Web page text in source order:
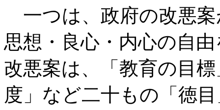
一つは、政府の改悪案
思想・良心・内心の自
改悪案は、「教育の目
度」など二十もの「徳